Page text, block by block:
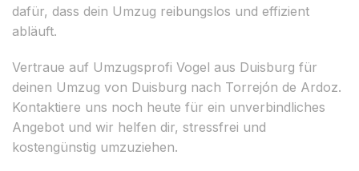
dafür, dass dein Umzug reibungslos und effizient
abläuft.
Vertraue auf Umzugsprofi Vogel aus Duisburg für
deinen Umzug von Duisburg nach Torrejón de Ardoz.
Kontaktiere uns noch heute für ein unverbindliches
Angebot und wir helfen dir, stressfrei und
kostengünstig umzuziehen.